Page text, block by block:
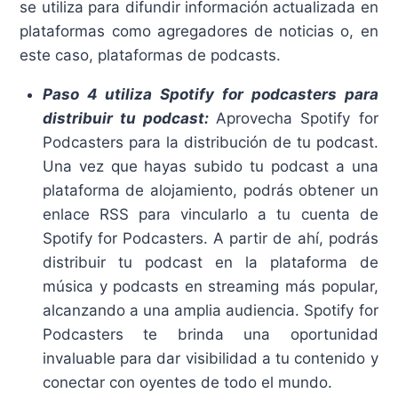
se utiliza para difundir información actualizada en
plataformas como agregadores de noticias o, en
este caso, plataformas de podcasts.
Paso 4 utiliza Spotify for podcasters para
distribuir tu podcast: Aprovecha Spotify for
Podcasters para la distribución de tu podcast.
Una vez que hayas subido tu podcast a una
plataforma de alojamiento, podrás obtener un
enlace RSS para vincularlo a tu cuenta de
Spotify for Podcasters. A partir de ahí, podrás
distribuir tu podcast en la plataforma de
música y podcasts en streaming más popular,
alcanzando a una amplia audiencia. Spotify for
Podcasters te brinda una oportunidad
invaluable para dar visibilidad a tu contenido y
conectar con oyentes de todo el mundo.